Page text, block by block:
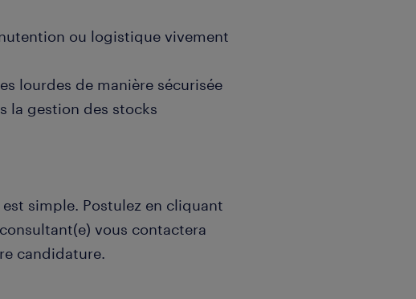
ou logistique vivement
lourdes de manière sécurisée
la gestion des stocks
simple. Postulez en cliquant
vous contactera
candidature.